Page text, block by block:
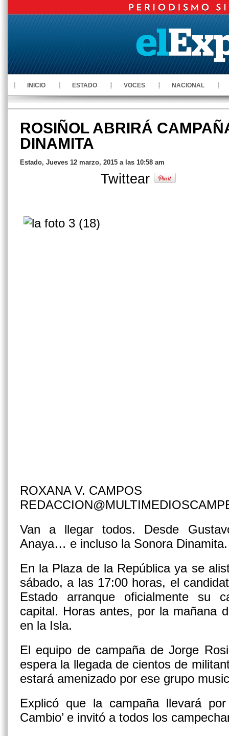
INICIO ESTADO VOCES NACIONAL
ROSIÑOL ABRIRÁ
DINAMITA
Estado, Jueves 12 marzo, 2015 a las 10:58 am
Twittear
ROXANA V. CAMPOS
Van a llegar todos. Desde
Anaya… e incluso la Sonora Dinamita.
En la Plaza de la República ya se
sábado, a las 17:00 horas, el
Estado arranque oficialmente su
capital. Horas antes, por la mañana
en la Isla.
El equipo de campaña de Jorge
espera la llegada de cientos de
estará amenizado por ese grupo
Explicó que la campaña llevará
Cambio’ e invitó a todos los